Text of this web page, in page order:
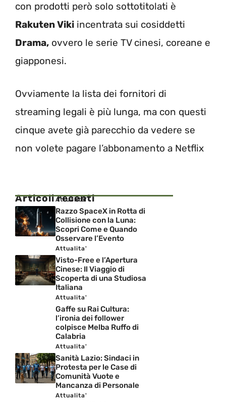
con prodotti però solo sottotitolati è
Rakuten Viki incentrata sui cosiddetti
Drama, ovvero le serie TV cinesi, coreane e
giapponesi.
Ovviamente la lista dei fornitori di
streaming legali è più lunga, ma con questi
cinque avete già parecchio da vedere se
non volete pagare l’abbonamento a Netflix
Articoli recenti
Attualita'
Razzo SpaceX in Rotta di
Collisione con la Luna:
Scopri Come e Quando
Osservare l’Evento
Attualita'
Visto-Free e l’Apertura
Cinese: Il Viaggio di
Scoperta di una Studiosa
Italiana
Attualita'
Gaffe su Rai Cultura:
l’ironia dei follower
colpisce Melba Ruffo di
Calabria
Attualita'
Sanità Lazio: Sindaci in
Protesta per le Case di
Comunità Vuote e
Mancanza di Personale
Attualita'